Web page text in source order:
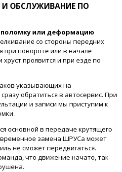
ОБСЛУЖИВАНИЕ ПО
поломку или деформацию
со стороны передних
при повороте или в начале
проявится и при езде по
указывающих на
обратиться в автосервис. При
и записи мы приступим к
основной в передаче крутящего
замена ШРУСа может
не сможет передвигаться.
что движение начато, так